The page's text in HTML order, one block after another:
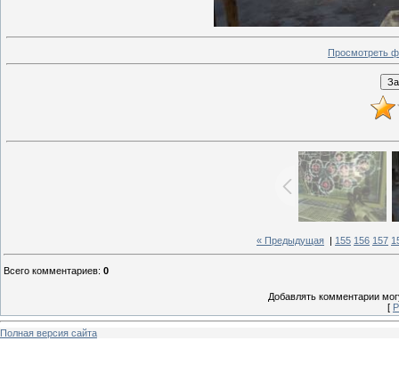
Просмотреть
« Предыдущая 155 156 157
Всего комментариев: 0
Добавлять комментарии
[
Полная версия сайта